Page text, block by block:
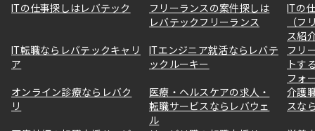
ITの仕事探しはレバテック
フリーランスの案件探しは
レバテックフリーランス
ITの
（フ
ス紹
IT転職ならレバテックキャリ
ア
ITエンジニア就活ならレバテ
ックルーキー
フリ
トす
フォ
オンライン診療ならレバク
リ
医療・ヘルスケアの求人・
転職サービスならレバウェ
ル
介護
スな